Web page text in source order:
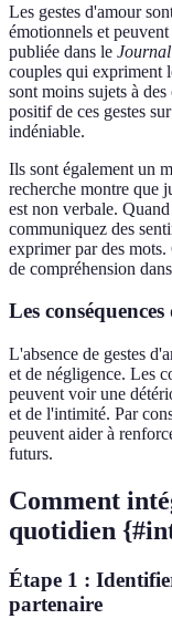
Les gestes d'amour
émotionnels et
publiée dans le
couples qui expriment
sont moins sujets à
positif de ces gestes
indéniable.
Ils sont également un
recherche montre que
est non verbale.
communiquez des
exprimer par des mots.
de compréhension
Les
L'absence de gestes
et de négligence. Les
peuvent voir une
et de l'intimité. Par
peuvent aider à
futurs.
Comment
quotidien
Étape 1 :
partenaire